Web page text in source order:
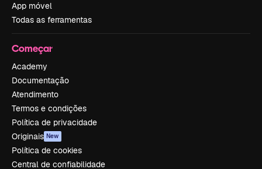
App móvel
Todas as ferramentas
Começar
Academy
Documentação
Atendimento
Termos e condições
Política de privacidade
Originais New
Política de cookies
Central de confiabilidade